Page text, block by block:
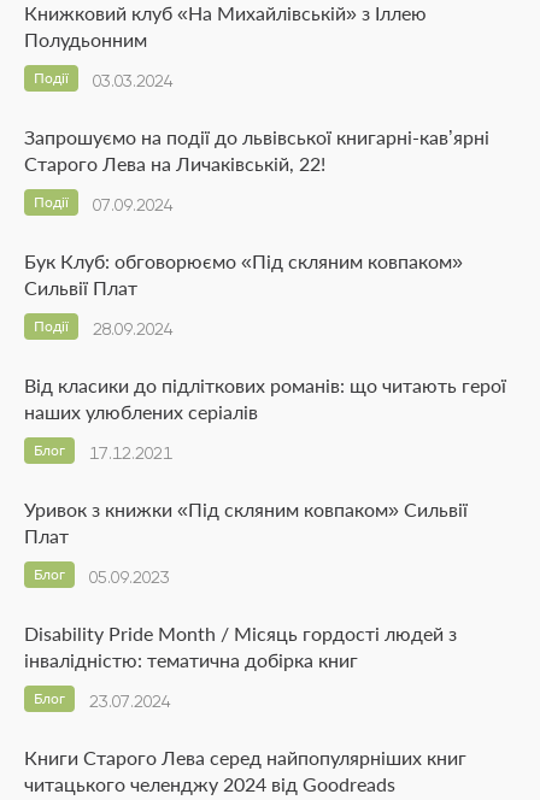
Книжковий клуб «На Михайлівській» з Іллею
Полудьонним
03.03.2024
Події
Запрошуємо на події до львівської книгарні-кав’ярні
Старого Лева на Личаківській, 22!
07.09.2024
Події
Бук Клуб: обговорюємо «Під скляним ковпаком»
Сильвії Плат
28.09.2024
Події
Від класики до підліткових романів: що читають герої
наших улюблених серіалів
17.12.2021
Блог
Уривок з книжки «Під скляним ковпаком» Сильвії
Плат
05.09.2023
Блог
Disability Pride Month / Місяць гордості людей з
інвалідністю: тематична добірка книг
23.07.2024
Блог
Книги Старого Лева серед найпопулярніших книг
читацького челенджу 2024 від Goodreads